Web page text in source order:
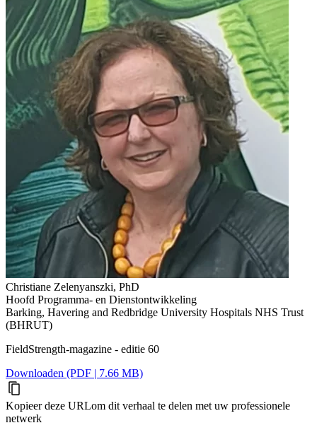
Christiane Zelenyanszki, PhD
Hoofd Programma- en Dienstontwikkeling
Barking, Havering and Redbridge University Hospitals NHS Trust
(BHRUT)
FieldStrength-magazine - editie 60
Downloaden (PDF | 7.66 MB)
Kopieer deze URLom dit verhaal te delen met uw professionele
netwerk